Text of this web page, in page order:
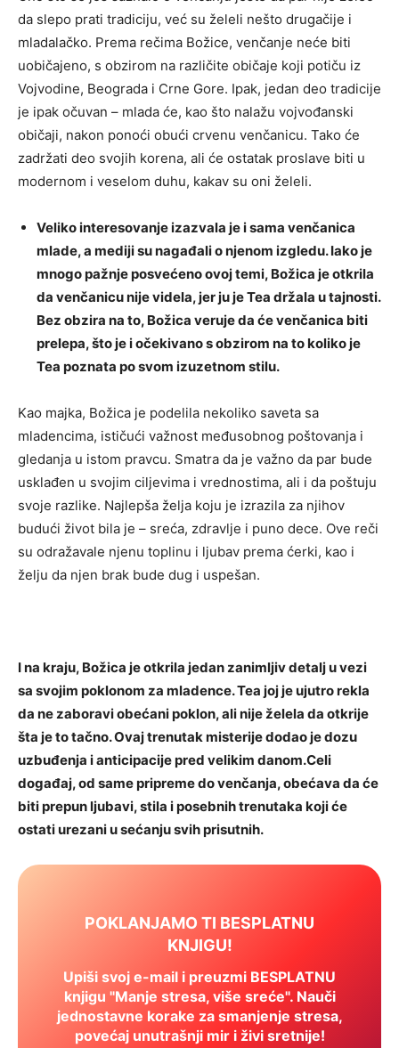
da slepo prati tradiciju, već su želeli nešto drugačije i
mladalačko. Prema rečima Božice, venčanje neće biti
uobičajeno, s obzirom na različite običaje koji potiču iz
Vojvodine, Beograda i Crne Gore. Ipak, jedan deo tradicije
je ipak očuvan – mlada će, kao što nalažu vojvođanski
običaji, nakon ponoći obući crvenu venčanicu. Tako će
zadržati deo svojih korena, ali će ostatak proslave biti u
modernom i veselom duhu, kakav su oni želeli.
Veliko interesovanje izazvala je i sama venčanica
mlade, a mediji su nagađali o njenom izgledu. Iako je
mnogo pažnje posvećeno ovoj temi, Božica je otkrila
da venčanicu nije videla, jer ju je Tea držala u tajnosti.
Bez obzira na to, Božica veruje da će venčanica biti
prelepa, što je i očekivano s obzirom na to koliko je
Tea poznata po svom izuzetnom stilu.
Kao majka, Božica je podelila nekoliko saveta sa
mladencima, ističući važnost međusobnog poštovanja i
gledanja u istom pravcu. Smatra da je važno da par bude
usklađen u svojim ciljevima i vrednostima, ali i da poštuju
svoje razlike. Najlepša želja koju je izrazila za njihov
budući život bila je – sreća, zdravlje i puno dece. Ove reči
su odražavale njenu toplinu i ljubav prema ćerki, kao i
želju da njen brak bude dug i uspešan.
I na kraju, Božica je otkrila jedan zanimljiv detalj u vezi
sa svojim poklonom za mladence. Tea joj je ujutro rekla
da ne zaboravi obećani poklon, ali nije želela da otkrije
šta je to tačno. Ovaj trenutak misterije dodao je dozu
uzbuđenja i anticipacije pred velikim danom.Celi
događaj, od same pripreme do venčanja, obećava da će
biti prepun ljubavi, stila i posebnih trenutaka koji će
ostati urezani u sećanju svih prisutnih.
POKLANJAMO TI BESPLATNU
KNJIGU!
Upiši svoj e-mail i preuzmi BESPLATNU
knjigu "Manje stresa, više sreće". Nauči
jednostavne korake za smanjenje stresa,
povećaj unutrašnji mir i živi sretnije!